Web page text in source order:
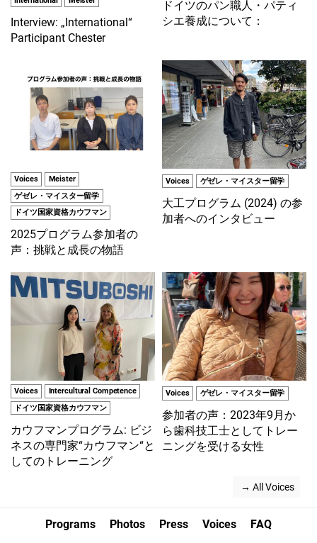
Interview: „International“
Participant Chester
ドイツのパン職人・パティ
シエ養成について：
Voices
Meister
ゲゼレ・マイスター留学
ドイツ国家資格カウフマン
2025プログラム参加者の
声：挑戦と成長の物語
Voices ゲゼレ・マイスター留学
大工プログラム (2024) の参
加者へのインタビュー
Voices
Intercultural Competence
ドイツ国家資格カウフマン
カウフマンプログラム: ビジ
ネスの専門家“カウフマン“と
してのトレーニング
Voices ゲゼレ・マイスター留学
参加者の声：2023年9月か
ら歯科技工士としてトレー
ニングを受ける女性
→ All Voices
Programs Photos Press Voices FAQ